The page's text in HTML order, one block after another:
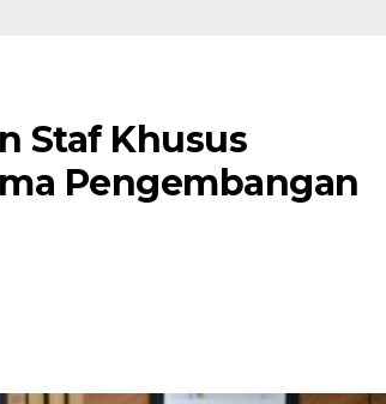
Staf Khusus
Pengembangan